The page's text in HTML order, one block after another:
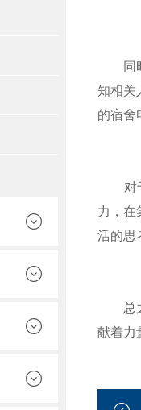
同
知相关
的宿舍
对于
力，在
活的思
总之
献着力